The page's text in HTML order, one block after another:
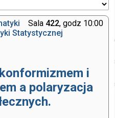
Sala 422, godz 10:00
Statystycznej
i
a polaryzacja